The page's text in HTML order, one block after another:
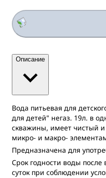
Описание
Вода питьевая для
для детей" негаз. 19л. в
скважины, имеет чистый
микро- и макро-
Предназначена для
Срок годности воды после
суток при соблюдении